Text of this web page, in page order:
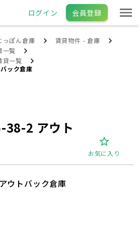
ログイン 会員登録
っぽん倉庫
賃貸物件 - 倉庫
一覧
貸一覧
ック倉庫
38-2 アウト
お気に入り
ウトバック倉庫